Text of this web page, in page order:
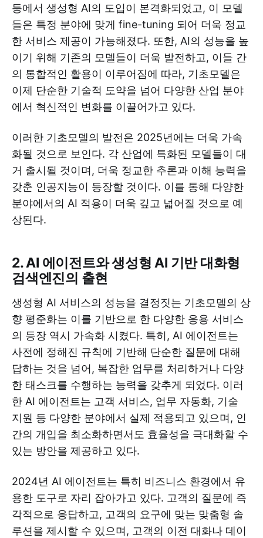
등에서 생성형 AI의 도입이 본격화되었고, 이 모델
들은 특정 분야에 맞게 fine-tuning 되어 더욱 정교
한 서비스 제공이 가능해졌다. 또한, AI의 성능을 높
이기 위해 기존의 모델들이 더욱 발전하고, 이들 간
의 통합적인 활용이 이루어짐에 따라, 기초모델은
이제 단순한 기술적 도약을 넘어 다양한 산업 분야
에서 혁신적인 변화를 이끌어가고 있다.
이러한 기초모델의 발전은 2025년에는 더욱 가속
화될 것으로 보인다. 각 산업에 특화된 모델들이 대
거 출시될 것이며, 더욱 정교한 추론과 이해 능력을
갖춘 인공지능이 등장할 것이다. 이를 통해 다양한
분야에서의 AI 적용이 더욱 깊고 넓어질 것으로 예
상된다.
2. AI 에이전트와 생성형 AI 기반 대화형
검색엔진의 출현
생성형 AI 서비스의 성능을 결정짓는 기초모델의 상
향 평준화는 이를 기반으로 한 다양한 응용 서비스
의 등장 역시 가속화 시켰다. 특히, AI 에이전트는
사전에 정해진 규칙에 기반해 단순한 질문에 대해
답하는 것을 넘어, 복잡한 업무를 처리하거나 다양
한 태스크를 수행하는 능력을 갖추게 되었다. 이러
한 AI 에이전트는 고객 서비스, 업무 자동화, 기술
지원 등 다양한 분야에서 실제 적용되고 있으며, 인
간의 개입을 최소화하면서도 효율성을 극대화할 수
있는 방안을 제공하고 있다.
2024년 AI 에이전트는 특히 비즈니스 환경에서 유
용한 도구로 자리 잡아가고 있다. 고객의 질문에 즉
각적으로 응답하고, 고객의 요구에 맞는 맞춤형 솔
루션을 제시할 수 있으며, 고객의 이전 대화나 데이